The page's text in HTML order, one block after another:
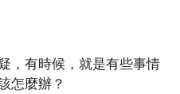
，有時候，就是有些事情
怎麼辦？